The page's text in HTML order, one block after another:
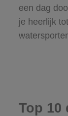
een dag
je heerlijk
Top 10